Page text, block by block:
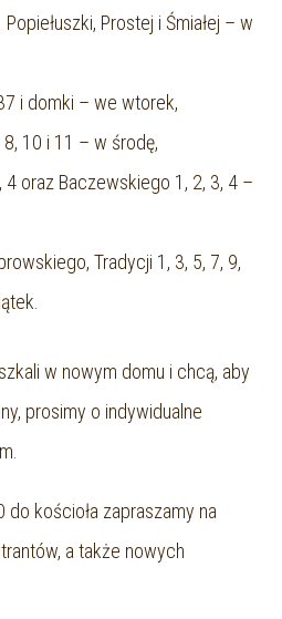
Prostej i Śmiałej – w
i domki – we wtorek,
8, 10 i 11 – w środę,
4 oraz Baczewskiego 1, 2, 3, 4 –
Tradycji 1, 3, 5, 7, 9,
w nowym domu i chcą, aby
prosimy o indywidualne
kościoła zapraszamy na
a także nowych